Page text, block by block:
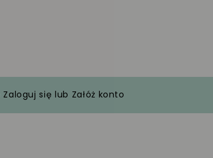
Zaloguj się lub Załóż konto